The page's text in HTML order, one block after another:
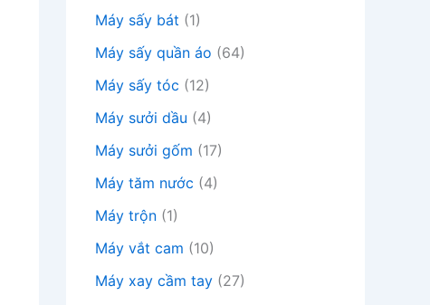
Máy sấy bát (1)
Máy sấy quần áo (64)
Máy sấy tóc (12)
Máy sưởi dầu (4)
Máy sưởi gốm (17)
Máy tăm nước (4)
Máy trộn (1)
Máy vắt cam (10)
Máy xay cầm tay (27)